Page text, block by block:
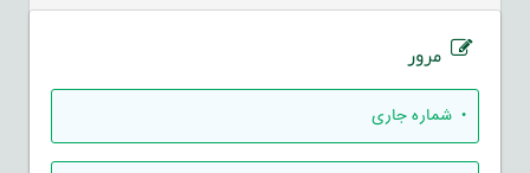
مرور
• شماره جاری